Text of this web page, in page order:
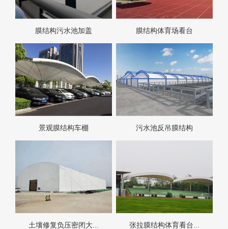
膜结构污水池加盖 膜结构体育场看台
景观膜结构车棚 污水池反吊膜结构
土壤修复负压密闭大... 张拉膜结构体育看台...